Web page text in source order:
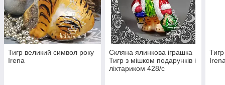
Тигр великий символ року
Irena
Скляна ялинкова іграшка
Тигр з мішком подарунків і
ліхтариком 428/с